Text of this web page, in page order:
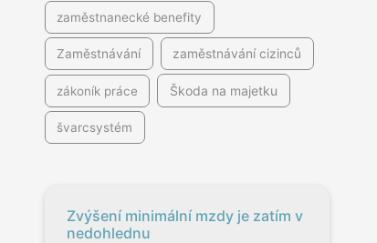
zaměstnanecké benefity
Zaměstnávání zaměstnávání cizinců
zákoník práce Škoda na majetku
švarcsystém
Zvýšení minimální mzdy je zatím v
nedohlednu